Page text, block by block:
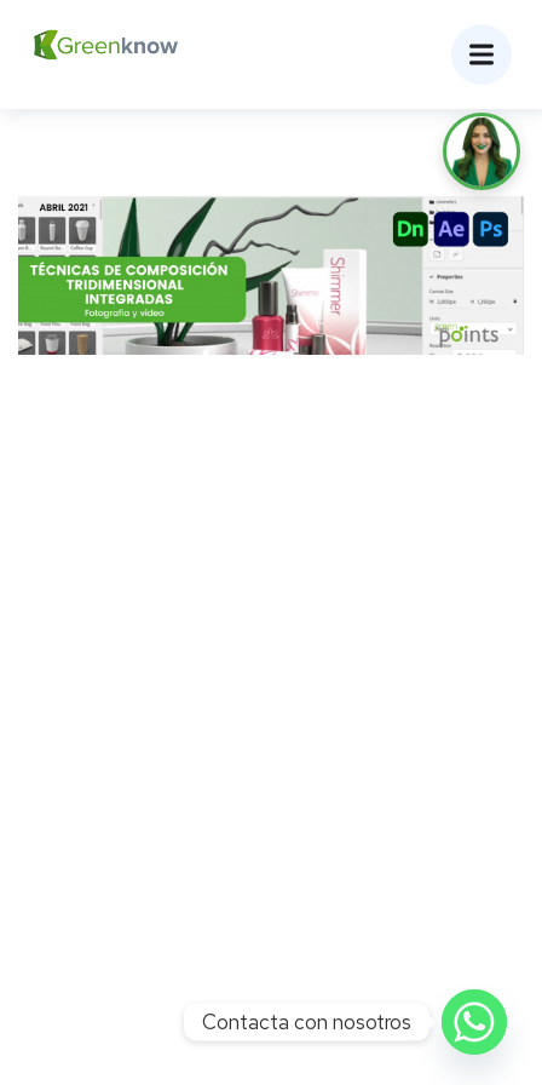
Contacta con nosotros